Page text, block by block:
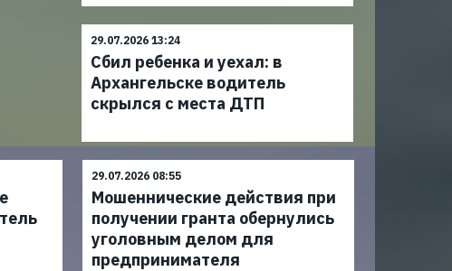
29.07.2026 13:24
Сбил ребенка и уехал: в
Архангельске водитель
скрылся с места ДТП
29.07.2026 08:55
Мошеннические действия при
получении гранта обернулись
уголовным делом для
предпринимателя